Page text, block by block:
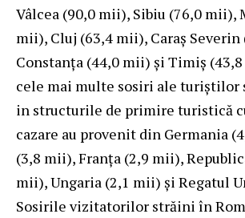
Vâlcea (90,0 mii), Sibiu (76,0 mii),
mii), Cluj (63,4 mii), Caraș
Constanța (44,0 mii) şi Timiș
cele mai multe sosiri ale turiştilor
in structurile de primire turistică
cazare au provenit din Germania
(3,8 mii), Franţa (2,9 mii),
mii), Ungaria (2,1 mii) şi Regatul
Sosirile vizitatorilor străini în